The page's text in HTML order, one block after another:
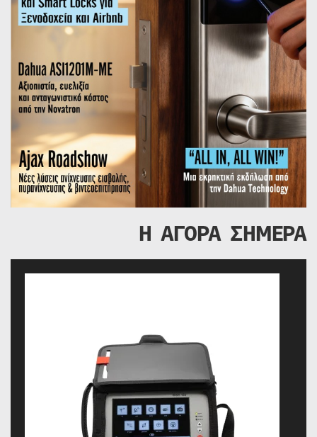
Η ΑΓΟΡΑ ΣΗΜΕΡΑ